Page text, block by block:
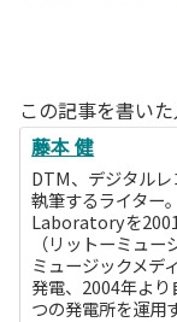
この記事を書いた
藤本 健
DTM、デジタルレ
執筆するライタ
Laboratoryを2001
（リットーミュ
ミュージックメデ
発電、2004年よ
つの発電所を運用